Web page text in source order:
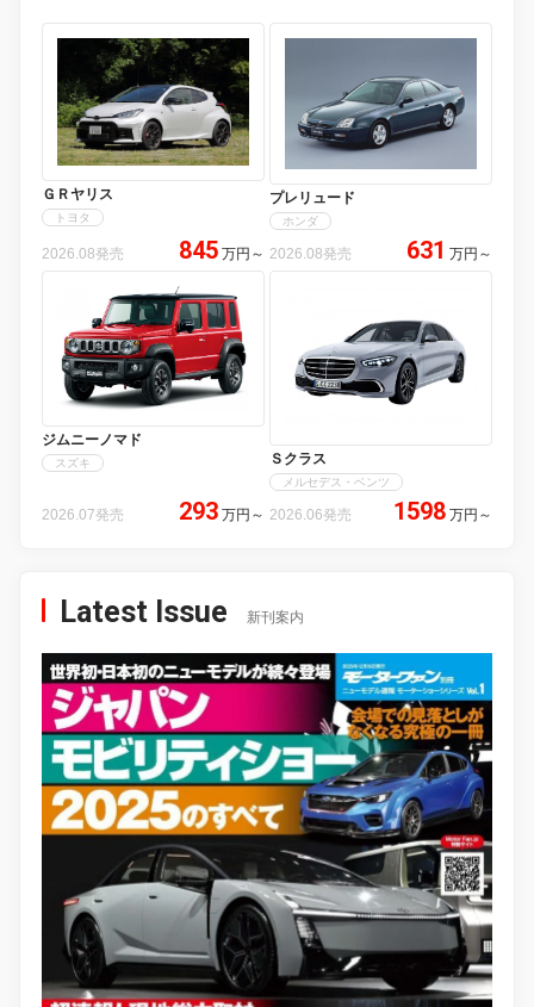
ＧＲヤリス
トヨタ
2026.08発売 845 万円 ～
プレリュード
ホンダ
2026.08発売 631 万円 ～
ジムニーノマド
スズキ
2026.07発売 293 万円 ～
Ｓクラス
メルセデス・ベンツ
2026.06発売 1598 万円 ～
Latest Issue 新刊案内